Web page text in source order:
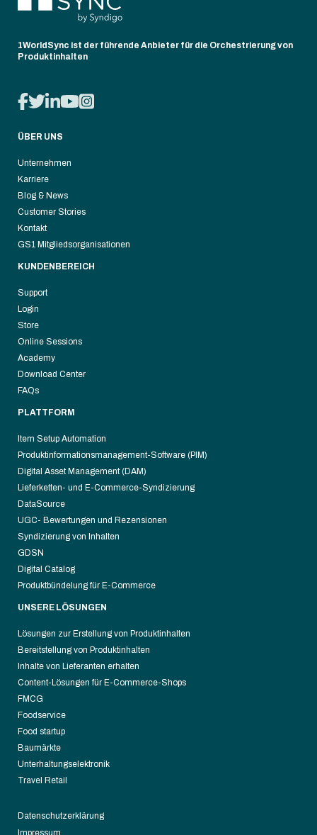
1WorldSync ist der führende Anbieter für die Orchestrierung von
Produktinhalten
ÜBER UNS
Unternehmen
Karriere
Blog & News
Customer Stories
Kontakt
GS1 Mitgliedsorganisationen
KUNDENBEREICH
Support
Login
Store
Online Sessions
Academy
Download Center
FAQs
PLATTFORM
Item Setup Automation
Produktinformationsmanagement-Software (PIM)
Digital Asset Management (DAM)
Lieferketten- und E-Commerce-Syndizierung
DataSource
UGC- Bewertungen und Rezensionen
Syndizierung von Inhalten
GDSN
Digital Catalog
Produktbündelung für E-Commerce
UNSERE LÖSUNGEN
Lösungen zur Erstellung von Produktinhalten
Bereitstellung von Produktinhalten
Inhalte von Lieferanten erhalten
Content-Lösungen für E-Commerce-Shops
FMCG
Foodservice
Food startup
Baumärkte
Unterhaltungselektronik
Travel Retail
Datenschutzerklärung
Impressum